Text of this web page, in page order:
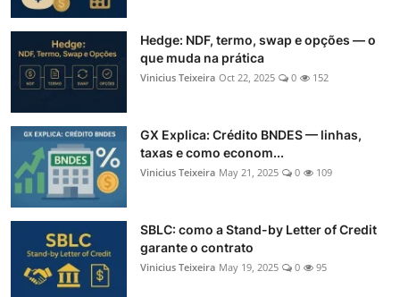
Hedge: NDF, termo, swap e opções — o
que muda na prática
Vinicius Teixeira Oct 22, 2025 0 152
GX Explica: Crédito BNDES — linhas,
taxas e como econom...
Vinicius Teixeira May 21, 2025 0 109
SBLC: como a Stand-by Letter of Credit
garante o contrato
Vinicius Teixeira May 19, 2025 0 95